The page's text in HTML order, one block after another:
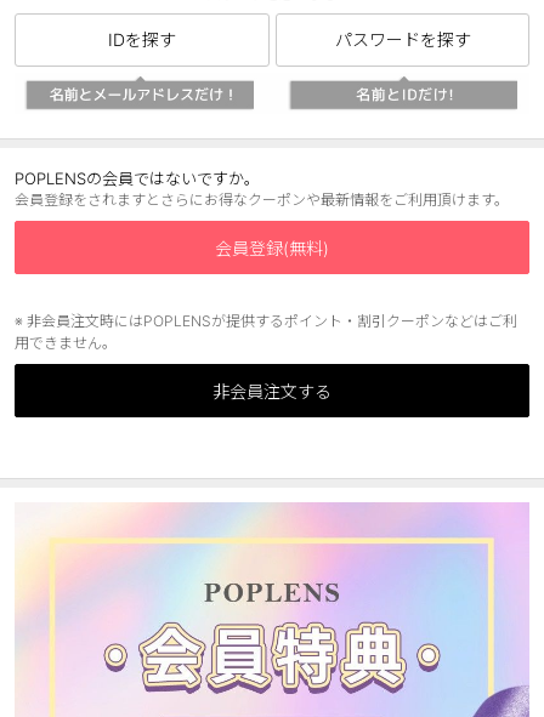
ブルー
ピンク
透明
乱視用
ハロウィンカラコン
ケア用品
レビュー
総合掲示板
アプリダウンロード
TWITTER LINE FACEBOOK
IDを探す パスワードを探す
POPLENSの会員ではないですか。
会員登録をされますとさらにお得なクーポンや最新情報をご利用頂けます。
会員登録(無料)
※ 非会員注文時にはPOPLENSが提供するポイント・割引クーポンなどはご利
用できません。
非会員注文する